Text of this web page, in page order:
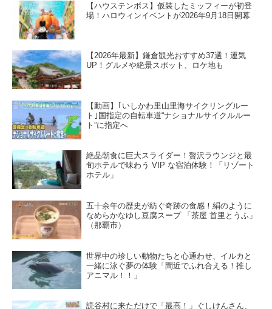
【ハウステンボス】仮装したミッフィーが初登
場！ハロウィンイベントが2026年9月18日開幕
【2026年最新】鎌倉観光おすすめ37選！運気
UP！グルメや絶景スポット、ロケ地も
【動画】｢いしかわ里山里海サイクリングルー
ト｣国指定の自転車道“ナショナルサイクルルー
ト”に指定へ
絶品朝食に巨大スライダー！贅沢ラウンジと最
旬ホテルで味わう VIP な宿泊体験！「リゾート
ホテル」
五十余年の歴史が紡ぐ奇跡の食感！絹のように
なめらかなゆし豆腐スープ 「茶屋 首里とうふ」
（那覇市）
世界中の珍しい動物たちと心通わせ、イルカと
一緒に泳ぐ夢の体験「間近でふれ合える！推し
アニマル！！」
読谷村に来ただけで「最高！」ぐしけんさん、